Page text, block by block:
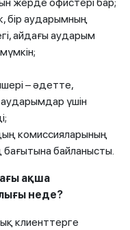
жерде офистері бар;
бір аударымның
айдағы аударым
– әдетте,
үшін
комиссияларының
байланысты.
ақша
неде?
клиенттерге